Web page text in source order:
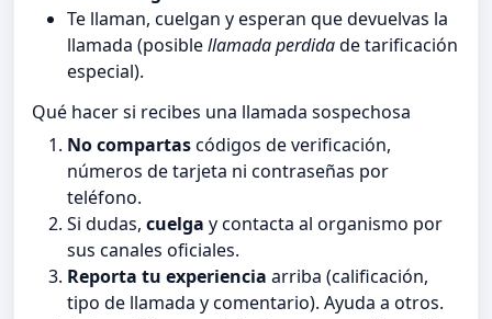
Te llaman, cuelgan y esperan que devuelvas la
llamada (posiblellamada perdidade tarificación
especial).
Qué hacer si recibes una llamada sospechosa
No compartascódigos de verificación,
números de tarjeta ni contraseñas por
teléfono.
Si dudas, cuelga y contacta al organismo por
sus canales oficiales.
Reporta tu experiencia arriba (calificación,
tipo de llamada y comentario). Ayuda a otros.